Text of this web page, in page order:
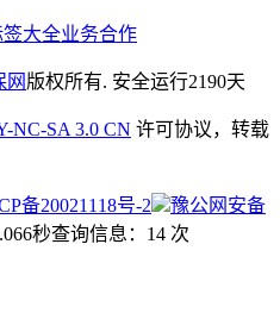
签大全业务合作
网 版权所有. 安全运行2190天
NC-SA 3.0 CN 许可协议，转载
备20021118号-2
豫公网安备
秒查询信息：14 次